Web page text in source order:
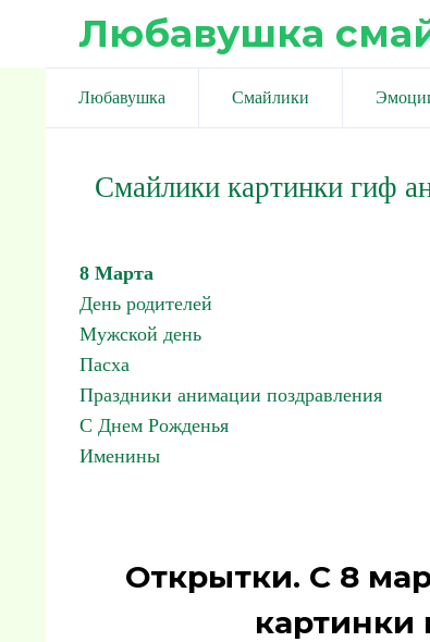
Любавушка
Любавушка Смайлики
Смайлики картинки гиф
8 Марта
День родителей
Мужской день
Пасха
Праздники анимации поздравления
С Днем Рожденья
Именины
Открытки. С 8
картинки